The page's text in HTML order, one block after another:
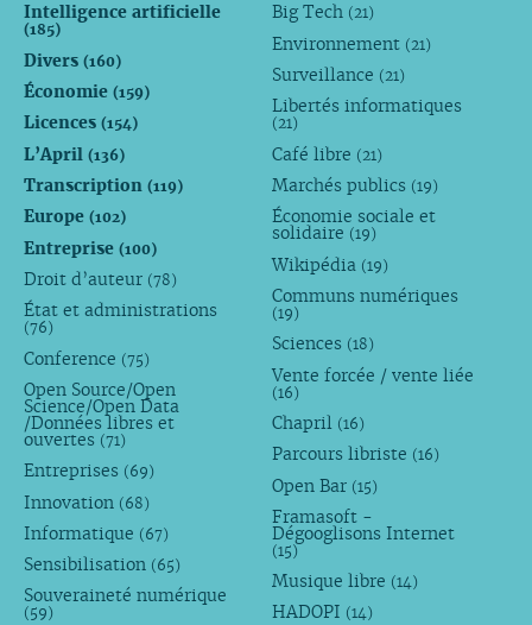
Intelligence artificielle
(185)
Divers (160)
Économie (159)
Licences (154)
L’April (136)
Transcription (119)
Europe (102)
Entreprise (100)
Droit d’auteur (78)
État et administrations
(76)
Conference (75)
Open Source/Open
Science/Open Data
/Données libres et
ouvertes (71)
Entreprises (69)
Innovation (68)
Informatique (67)
Sensibilisation (65)
Souveraineté numérique
(59)
Big Tech (21)
Environnement (21)
Surveillance (21)
Libertés informatiques
(21)
Café libre (21)
Marchés publics (19)
Économie sociale et
solidaire (19)
Wikipédia (19)
Communs numériques
(19)
Sciences (18)
Vente forcée / vente liée
(16)
Chapril (16)
Parcours libriste (16)
Open Bar (15)
Framasoft -
Dégooglisons Internet
(15)
Musique libre (14)
HADOPI (14)